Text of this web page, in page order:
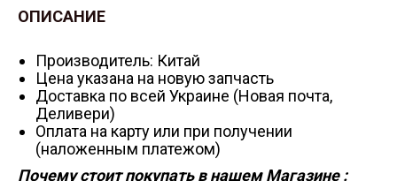
ОПИСАНИЕ
Производитель: Китай
Цена указана на новую запчасть
Доставка по всей Украине (Новая почта,
Деливери)
Оплата на карту или при получении
(наложенным платежом)
Почему стоит покупать в нашем Магазине :